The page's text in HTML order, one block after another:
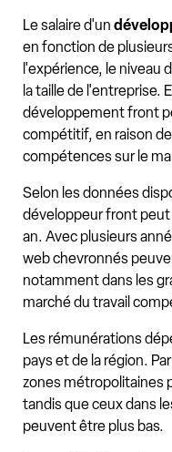
Le salaire d'un
en fonction de
l'expérience, le niveau
la taille de l'entreprise.
développement front
compétitif, en raison
compétences sur le
Selon les données
développeur front
an. Avec plusieurs
web chevronnés
notamment dans les
marché du travail
Les rémunérations
pays et de la région.
zones métropolitaines
tandis que ceux dans
peuvent être plus bas.